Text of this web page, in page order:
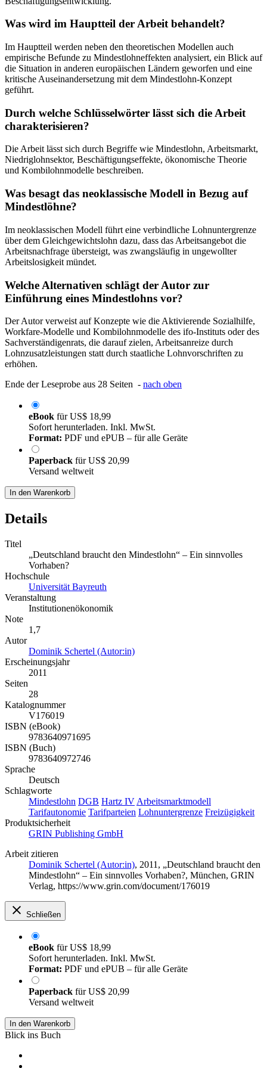
Was wird im Hauptteil der Arbeit behandelt?
Im Hauptteil werden neben den theoretischen Modellen auch
empirische Befunde zu Mindestlohneffekten analysiert, ein Blick auf
die Situation in anderen europäischen Ländern geworfen und eine
kritische Auseinandersetzung mit dem Mindestlohn-Konzept
geführt.
Durch welche Schlüsselwörter lässt sich die Arbeit
charakterisieren?
Die Arbeit lässt sich durch Begriffe wie Mindestlohn, Arbeitsmarkt,
Niedriglohnsektor, Beschäftigungseffekte, ökonomische Theorie
und Kombilohnmodelle beschreiben.
Was besagt das neoklassische Modell in Bezug auf
Mindestlöhne?
Im neoklassischen Modell führt eine verbindliche Lohnuntergrenze
über dem Gleichgewichtslohn dazu, dass das Arbeitsangebot die
Arbeitsnachfrage übersteigt, was zwangsläufig in ungewollter
Arbeitslosigkeit mündet.
Welche Alternativen schlägt der Autor zur
Einführung eines Mindestlohns vor?
Der Autor verweist auf Konzepte wie die Aktivierende Sozialhilfe,
Workfare-Modelle und Kombilohnmodelle des ifo-Instituts oder des
Sachverständigenrats, die darauf zielen, Arbeitsanreize durch
Lohnzusatzleistungen statt durch staatliche Lohnvorschriften zu
erhöhen.
Ende der Leseprobe aus 28 Seiten - nach oben
eBook fürUS$ 18,99
Sofort herunterladen. Inkl. MwSt.
Format: PDF und ePUB – für alle Geräte
Paperback fürUS$ 20,99
Versand weltweit
In den Warenkorb
Details
Titel
„Deutschland braucht den Mindestlohn“ – Ein sinnvolles
Vorhaben?
Hochschule
Universität Bayreuth
Veranstaltung
Institutionenökonomik
Note
1,7
Autor
Dominik Schertel (Autor:in)
Erscheinungsjahr
2011
Seiten
28
Katalognummer
V176019
ISBN (eBook)
9783640971695
ISBN (Buch)
9783640972746
Sprache
Deutsch
Schlagworte
Mindestlohn DGB Hartz IV Arbeitsmarktmodell
Tarifautonomie Tarifparteien Lohnuntergrenze Freizügigkeit
Produktsicherheit
GRIN Publishing GmbH
Arbeit zitieren
Dominik Schertel (Autor:in), 2011, „Deutschland braucht den
Mindestlohn“ – Ein sinnvolles Vorhaben?, München, GRIN
Verlag, https://www.grin.com/document/176019
Schließen
eBook fürUS$ 18,99
Sofort herunterladen. Inkl. MwSt.
Format: PDF und ePUB – für alle Geräte
Paperback fürUS$ 20,99
Versand weltweit
In den Warenkorb
Blick ins Buch